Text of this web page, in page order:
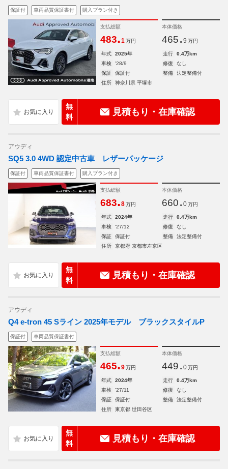
保証付 車両品質保証書付 購入プラン付き
支払総額
483.1 万円
本体価格
465. 9 万円
年式 2025年 走行
0.4万km
車検
'28/9 修復
なし
保証
保証付 整備
法定整備付
住所
神奈川県 平塚市
無
料
見積もり・在庫確認
アウディ
SQ5 3.0 4WD 認定中古車 レザーパッケージ
保証付 車両品質保証書付 購入プラン付き
支払総額
683.8 万円
本体価格
660. 0 万円
年式 2024年 走行
0.4万km
車検
'27/12 修復
なし
保証
保証付 整備
法定整備付
住所
京都府 京都市左京区
無
料
見積もり・在庫確認
アウディ
Q4 e-tron 45 Sライン 2025年モデル ブラックスタイルP
保証付 車両品質保証書付
支払総額
465.9 万円
本体価格
449. 0 万円
年式 2024年 走行
0.4万km
車検
'27/11 修復
なし
保証
保証付 整備
法定整備付
住所
東京都 世田谷区
無
料
見積もり・在庫確認